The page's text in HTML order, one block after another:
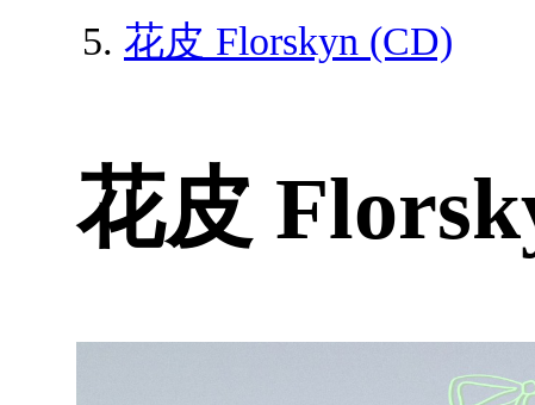
花皮 Florskyn (CD)
花皮